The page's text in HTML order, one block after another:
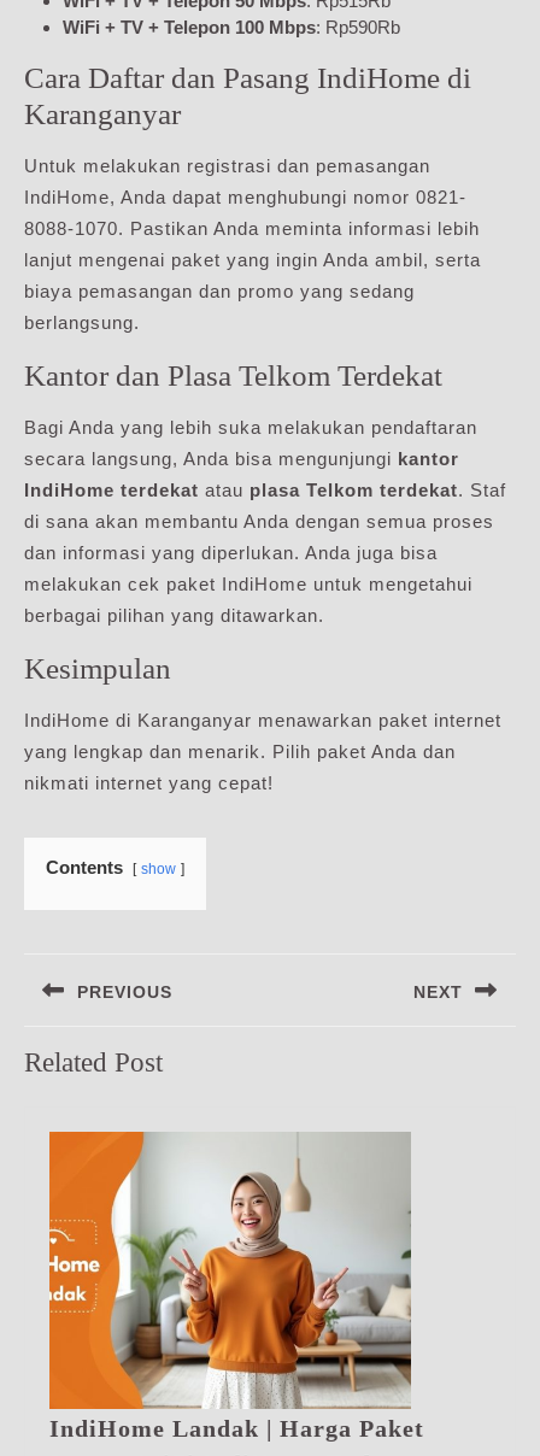
WiFi + TV + Telepon 100 Mbps: Rp590Rb
Cara Daftar dan Pasang IndiHome di
Karanganyar
Untuk melakukan registrasi dan pemasangan
IndiHome, Anda dapat menghubungi nomor 0821-
8088-1070. Pastikan Anda meminta informasi lebih
lanjut mengenai paket yang ingin Anda ambil, serta
biaya pemasangan dan promo yang sedang
berlangsung.
Kantor dan Plasa Telkom Terdekat
Bagi Anda yang lebih suka melakukan pendaftaran
secara langsung, Anda bisa mengunjungi kantor
IndiHome terdekat atau plasa Telkom terdekat. Staf
di sana akan membantu Anda dengan semua proses
dan informasi yang diperlukan. Anda juga bisa
melakukan cek paket IndiHome untuk mengetahui
berbagai pilihan yang ditawarkan.
Kesimpulan
IndiHome di Karanganyar menawarkan paket internet
yang lengkap dan menarik. Pilih paket Anda dan
nikmati internet yang cepat!
Contents show
pos
PREVIOUS
post:
NEXT
Related Post
IndiHome Landak | Harga Paket